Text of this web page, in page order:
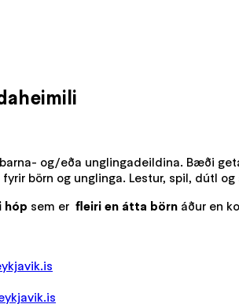
og/eða unglingadeildina. Bæði
börn og unglinga. Lestur, spil, dútl
hóp sem er fleiri en átta börn áður en